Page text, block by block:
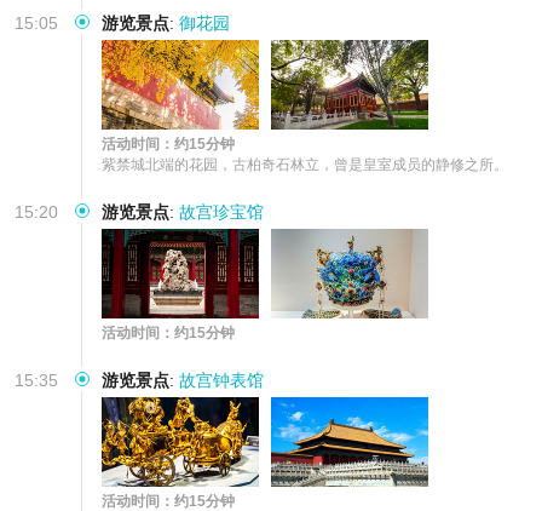
15:05 游览景点: 御花园
活动时间：约15分钟
紫禁城北端的花园，古柏奇石林立，曾是皇室成员的静修之所。
15:20 游览景点: 故宫珍宝馆
活动时间：约15分钟
15:35 游览景点: 故宫钟表馆
活动时间：约15分钟